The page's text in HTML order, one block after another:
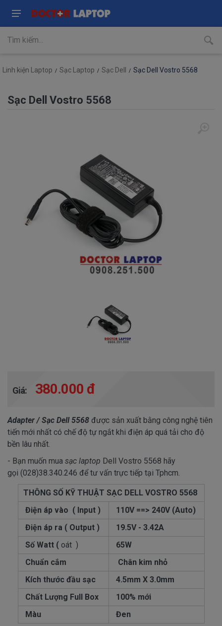
Linh kiện Laptop Sạc Laptop Sạc Dell Sạc Dell Vostro 5568
Sạc Dell Vostro 5568
Giá: 380.000 đ
Adapter / Sạc Dell 5568 được sản xuất bằng công nghệ tiên
tiến mới nhất có chế độ tự ngắt khi điện áp quá tải cho độ
bền lâu nhất.
- Bạn muốn mua sạc laptop Dell Vostro 5568 hãy
gọi (028)38.340.246 để tư vấn trực tiếp tại Tphcm.
THÔNG SỐ KỸ THUẬT SẠC DELL VOSTRO 5568
Điện áp vào ( Input )
110V ==> 240V (Auto)
Điện áp ra ( Output )
19.5V - 3.42A
Số Watt ( oát )
65W
Chuẩn cắm
Chân kim nhỏ
Kích thước đầu sạc
4.5mm X 3.0mm
Chất Lượng Full Box
100% mới
Màu
Đen